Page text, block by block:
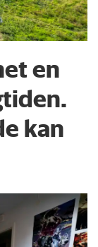
en
kan